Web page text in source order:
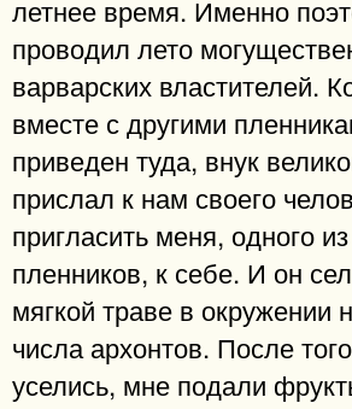
летнее время. Именно
проводил лето
варварских властителей.
вместе с другими
приведен туда, внук
прислал к нам своего
пригласить меня, одного
пленников, к себе. И он
мягкой траве в окружении
числа архонтов. После
уселись, мне подали